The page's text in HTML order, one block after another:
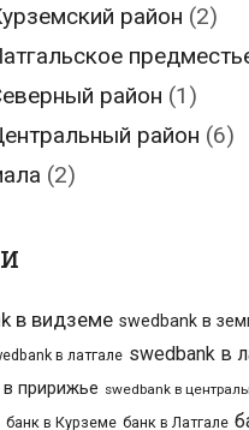
район (2)
район (1)
район (6)
(2)
в видземе swedbank в
в латгале swedbank в
пририжье swedbank в
банк в Курземе банк в Латгале